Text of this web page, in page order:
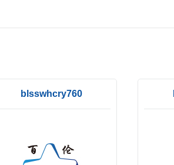
blsswhcry760